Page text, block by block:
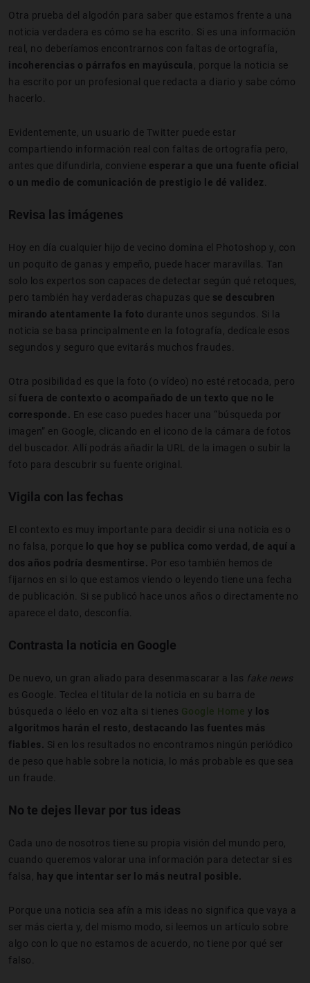
Otra prueba del algodón para saber que estamos frente a una
noticia verdadera es cómo se ha escrito. Si es una información
real, no deberíamos encontrarnos con faltas de ortografía,
incoherencias o párrafos en mayúscula , porque la noticia se
ha escrito por un profesional que redacta a diario y sabe cómo
hacerlo.
Evidentemente, un usuario de Twitter puede estar
compartiendo información real con faltas de ortografía pero,
antes que difundirla, conviene esperar a que una fuente oficial
o un medio de comunicación de prestigio le dé validez
Revisa las imágenes
Hoy en día cualquier hijo de vecino domina el Photoshop y, con
un poquito de ganas y empeño, puede hacer maravillas. Tan
solo los expertos son capaces de detectar según qué retoques,
pero también hay verdaderas chapuzas que se descubren
mirando atentamente la foto durante unos segundos. Si la
noticia se basa principalmente en la fotografía, dedícale esos
segundos y seguro que evitarás muchos fraudes.
Otra posibilidad es que la foto (o vídeo) no esté retocada, pero
sí fuera de contexto o acompañado de un texto que no le
corresponde. En ese caso puedes hacer una “búsqueda por
imagen” en Google, clicando en el icono de la cámara de fotos
del buscador. Allí podrás añadir la URL de la imagen o subir la
foto para descubrir su fuente original.
Vigila con las fechas
El contexto es muy importante para decidir si una noticia es o
no falsa, porque lo que hoy se publica como verdad, de aquí a
dos años podría desmentirse. Por eso también hemos de
fijarnos en si lo que estamos viendo o leyendo tiene una fecha
de publicación. Si se publicó hace unos años o directamente no
aparece el dato, desconfía.
Contrasta la noticia en Google
De nuevo, un gran aliado para desenmascarar a las fake news
es Google. Teclea el titular de la noticia en su barra de
búsqueda o léelo en voz alta si tienes Google Home y los
algoritmos harán el resto, destacando las fuentes más
fiables. Si en los resultados no encontramos ningún periódico
de peso que hable sobre la noticia, lo más probable es que sea
un fraude.
No te dejes llevar por tus ideas
Cada uno de nosotros tiene su propia visión del mundo pero,
cuando queremos valorar una información para detectar si es
falsa,
hay que intentar ser lo más neutral posible.
Porque una noticia sea afín a mis ideas no significa que vaya a
ser más cierta y, del mismo modo, si leemos un artículo sobre
algo con lo que no estamos de acuerdo, no tiene por qué ser
falso.